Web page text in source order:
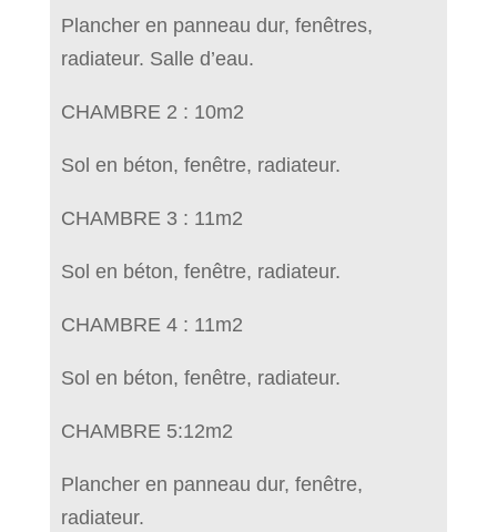
Plancher en panneau dur, fenêtres,
radiateur. Salle d’eau.
CHAMBRE 2 : 10m2
Sol en béton, fenêtre, radiateur.
CHAMBRE 3 : 11m2
Sol en béton, fenêtre, radiateur.
CHAMBRE 4 : 11m2
Sol en béton, fenêtre, radiateur.
CHAMBRE 5:12m2
Plancher en panneau dur, fenêtre,
radiateur.